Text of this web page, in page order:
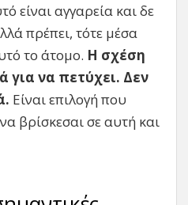
είναι αγγαρεία και δε
πρέπει, τότε μέσα
το άτομο. Η σχέση
για να πετύχει. Δεν
Είναι επιλογή που
να βρίσκεσαι σε αυτή και